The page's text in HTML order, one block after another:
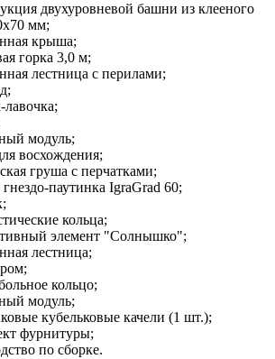
двухуровневой башни из клееного
мм;
крыша;
горка 3,0 м;
лестница с перилами;
лавочка;
модуль;
восхождения;
груша с перчатками;
гнездо-паутинка IgraGrad 60;
кольца;
элемент "Солнышко";
лестница;
кольцо;
модуль;
кубельковые качели (1 шт.);
фурнитуры;
по сборке.